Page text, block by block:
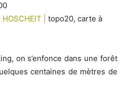
| topo20, carte à
on s’enfonce dans une forêt
centaines de mètres de